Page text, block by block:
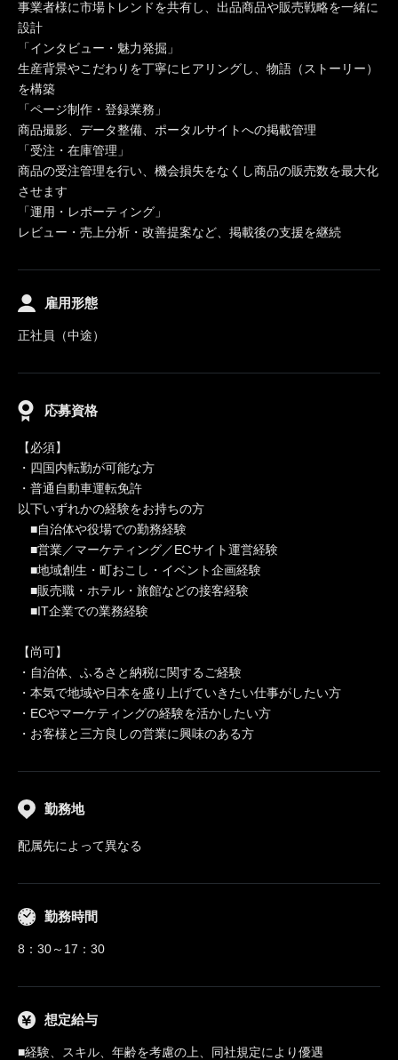
事業者様に市場トレンドを共有し、出品商品や販売戦略を一緒に
設計
「インタビュー・魅力発掘」
生産背景やこだわりを丁寧にヒアリングし、物語（ストーリー）
を構築
「ページ制作・登録業務」
商品撮影、データ整備、ポータルサイトへの掲載管理
「受注・在庫管理」
商品の受注管理を行い、機会損失をなくし商品の販売数を最大化
させます
「運用・レポーティング」
レビュー・売上分析・改善提案など、掲載後の支援を継続
雇用形態
正社員（中途）
応募資格
【必須】
・四国内転勤が可能な方
・普通自動車運転免許
以下いずれかの経験をお持ちの方
■自治体や役場での勤務経験
■営業／マーケティング／ECサイト運営経験
■地域創生・町おこし・イベント企画経験
■販売職・ホテル・旅館などの接客経験
■IT企業での業務経験
【尚可】
・自治体、ふるさと納税に関するご経験
・本気で地域や日本を盛り上げていきたい仕事がしたい方
・ECやマーケティングの経験を活かしたい方
・お客様と三方良しの営業に興味のある方
勤務地
配属先によって異なる
勤務時間
8：30～17：30
想定給与
■経験、スキル、年齢を考慮の上、同社規定により優遇